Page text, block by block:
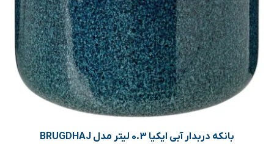
بانکه دربدار آبی ایکیا 0.3 لیتر مدل BRUGDHAJ